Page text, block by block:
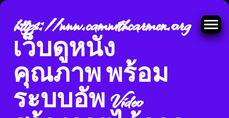
Skip
https://www.camwithcarmen.org
เว็บดูหนัง
คุณภาพ พร้อม
ระบบอัพ Video
ราชภัฏ สมัครเรียนราชภัฏ